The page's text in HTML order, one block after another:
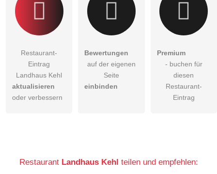
Restaurant-
Eintrag
Landhaus Kehl
aktualisieren
oder verbessern
Bewertungen
auf der eigenen
Seite
einbinden
Premium
- buchen für
diesen
Restaurant-
Eintrag
Restaurant Landhaus Kehl teilen und empfehlen: